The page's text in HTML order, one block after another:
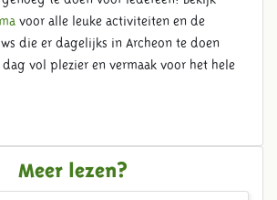
voor alle leuke activiteiten en de
die er dagelijks in Archeon te doen
vol plezier en vermaak voor het hele
Meer lezen?